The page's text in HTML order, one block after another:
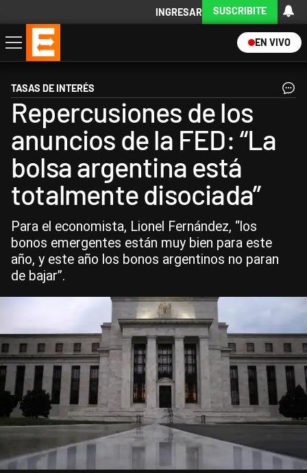
INGRESAR SUSCRIBITE
EN VIVO
Economía
Política
Internacional
Actualidad
Descargá la App
TASAS DE INTERÉS
Repercusiones de los
anuncios de la FED: “La
bolsa argentina está
totalmente disociada”
Para el economista, Lionel Fernández, “los
bonos emergentes están muy bien para este
año, y este año los bonos argentinos no paran
de bajar”.